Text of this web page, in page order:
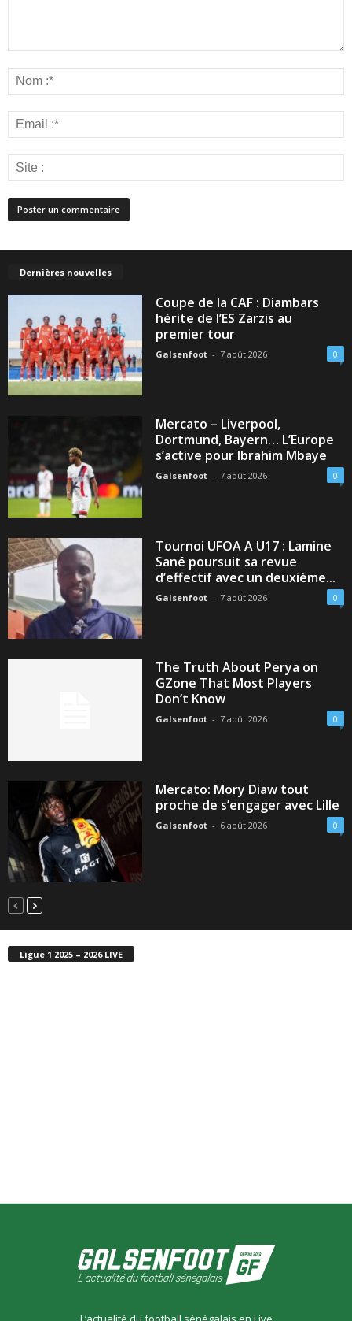
Dernières nouvelles
Coupe de la CAF : Diambars
hérite de l’ES Zarzis au
premier tour
Galsenfoot - 7 août 2026 0
Mercato – Liverpool,
Dortmund, Bayern… L’Europe
s’active pour Ibrahim Mbaye
Galsenfoot - 7 août 2026 0
Tournoi UFOA A U17 : Lamine
Sané poursuit sa revue
d’effectif avec un deuxième...
Galsenfoot - 7 août 2026 0
The Truth About Perya on
GZone That Most Players
Don’t Know
Galsenfoot - 7 août 2026 0
Mercato: Mory Diaw tout
proche de s’engager avec Lille
Galsenfoot - 6 août 2026 0
Ligue 1 2025 – 2026 LIVE